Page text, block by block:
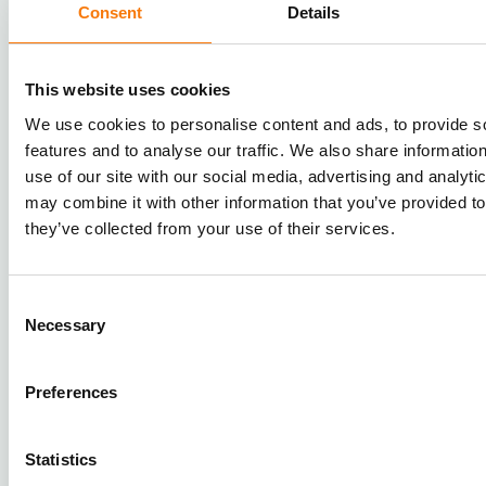
Consent Details
This website uses cookies
We use cookies to personalise content and ads, to provide
features and to analyse our traffic. We also share
use of our site with our social media, advertising and
may combine it with other information that you’ve provided
they’ve collected from your use of their services.
Selection
Necessary
Preferences
Statistics
Zwiększ satysfakcję swoich
klientów
Automatyczne sortowanie wysyłek to realne korzyści:
niższe koszty operacyjne, mniej zwrotów, większa
dokładność i szybsza realizacja zamówień. Efekt?
Zadowoleni klienci i przewaga konkurencyjna. Co
przyjęć (inbound). Chcesz sprawdzić, jak może działać
dyspozycji. Umów się na bezpłatną konsultację już